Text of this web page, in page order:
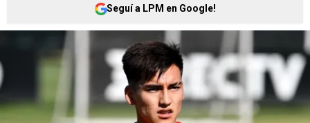
Seguí a LPM en Google!